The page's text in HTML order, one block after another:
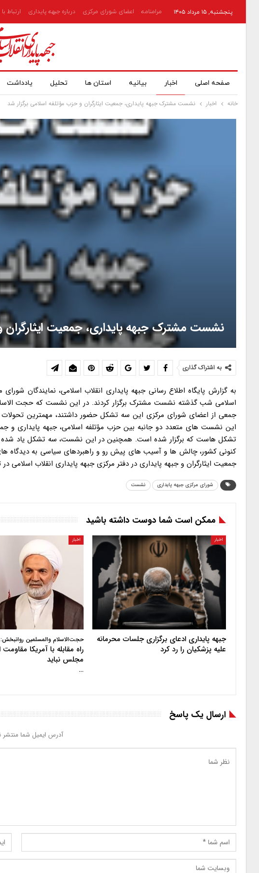
پنجشنبه, ۱۵ مرداد ۱۴۰۵ مرامنامه اعضای شورای مرکزی درباره جبهه پایداری ارتباط با
صفحه اصلی اخبار بیانیه استان ها تحلیل یادداشت
خانه اخبار نشست مشترک جبهه پایداری، جمعیت ایثارگران و حزب مؤتلفه اسلامی برگزار شد
نشست مشترک جبهه پایداری، جمعیت ایثارگران
به اشتراک گذاری
به گزارش پایگاه اطلاع رسانی جبهه پایداری انقلاب اسلامی، نمایندگان
اسلامی شب گذشته نشست مشترک برگزار کردند. در این نشست که حجت
جمعی از اعضای شورای مرکزی این سه تشکل حضور داشتند، مهمترین
این نشست های متعدد دو جانبه بین حزب مؤتلفه اسلامی، جبهه پایداری و
تشکل هاست که برگزار شده است. همچنین در این نشست، سه تشکل یاد شده
کنونی کشور، چالش ها و آسیب های پیش رو و راهبردهای سیاسی به دیدگاه
جمعیت ایثارگران و جبهه پایداری در دفتر مرکزی جبهه پایداری انقلاب اسلامی در
شورای مرکزی جبهه پایداری نشست
ممکن است شما دوست داشته باشید
اخبار
جبهه پایداری ادعای برگزاری جلسات محرمانه
علیه پزشکیان را رد کرد
اخبار
حجت‌الاسلام والمسلمین روانبخش:
راه مقابله با آمریکا
مجلس نباید
…
ارسال یک پاسخ
آدرس ایمیل شما